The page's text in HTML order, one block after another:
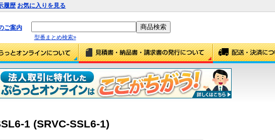
履歴 お気に入りを見る
ご案内
型番まとめ検索»
1 (SRVC-SSL6-1)